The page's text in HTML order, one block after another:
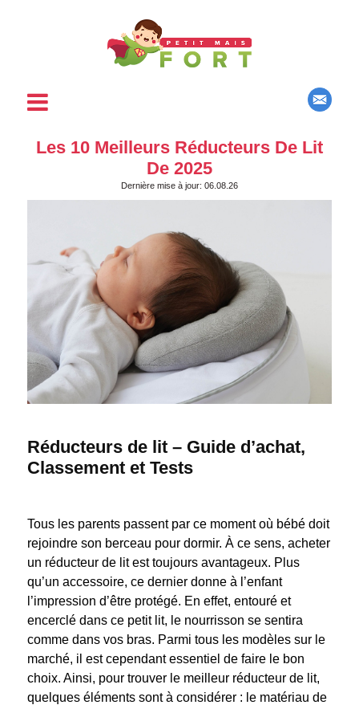
Les 10 Meilleurs Réducteurs De Lit
De 2025
Dernière mise à jour: 06.08.26
Réducteurs de lit – Guide d’achat,
Classement et Tests
Tous les parents passent par ce moment où bébé doit
rejoindre son berceau pour dormir. À ce sens, acheter
un réducteur de lit est toujours avantageux. Plus
qu’un accessoire, ce dernier donne à l’enfant
l’impression d’être protégé. En effet, entouré et
encerclé dans ce petit lit, le nourrisson se sentira
comme dans vos bras. Parmi tous les modèles sur le
marché, il est cependant essentiel de faire le bon
choix. Ainsi, pour trouver le meilleur réducteur de lit,
quelques éléments sont à considérer : le matériau de